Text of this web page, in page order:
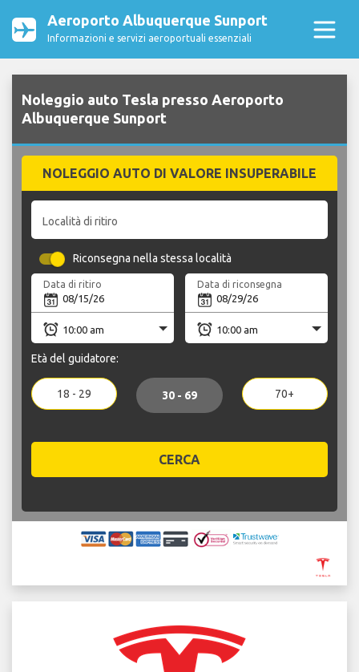
Aeroporto Albuquerque Sunport
Informazioni e servizi aeroportuali essenziali
Noleggio auto Tesla presso Aeroporto
Albuquerque Sunport
NOLEGGIO AUTO DI VALORE INSUPERABILE
Località di ritiro
Riconsegna nella stessa località
Data di ritiro Data di riconsegna
Età del guidatore:
18 - 29 30 - 69 70+
CERCA